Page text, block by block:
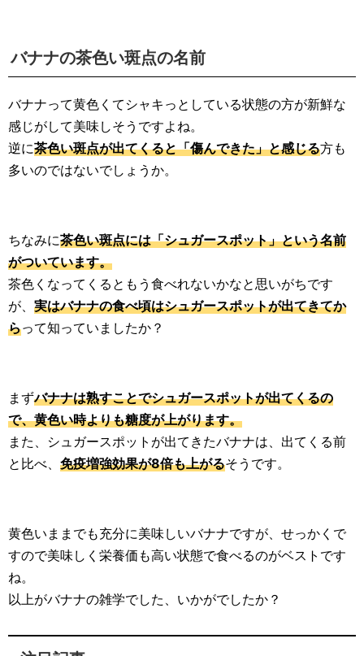
バナナの茶色い斑点の名前
バナナって黄色くてシャキっとしている状態の方が新鮮な
感じがして美味しそうですよね。
逆に茶色い斑点が出てくると「傷んできた」と感じる方も
多いのではないでしょうか。
ちなみに茶色い斑点には「シュガースポット」という名前
がついています。
茶色くなってくるともう食べれないかなと思いがちです
が、 実はバナナの食べ頃はシュガースポットが出てきてか
らって知っていましたか？
まずバナナは熟すことでシュガースポットが出てくるの
で、黄色い時よりも糖度が上がります。
また、シュガースポットが出てきたバナナは、出てくる前
と比べ、 免疫増強効果が8倍も上がるそうです。
黄色いままでも充分に美味しいバナナですが、せっかくで
すので美味しく栄養価も高い状態で食べるのがベストです
ね。
以上がバナナの雑学でした、いかがでしたか？